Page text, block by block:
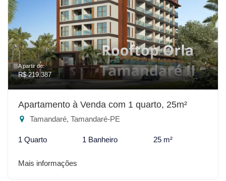
A partir de:
R$ 219.387
Apartamento à Venda com 1 quarto, 25m²
Tamandaré, Tamandaré-PE
1 Quarto 1 Banheiro 25 m²
Mais informações